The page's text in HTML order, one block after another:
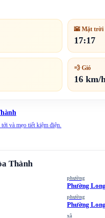
🌇 Mặt trời
17:17
💨 Gió
16 km/
và mẹo tiết kiệm điện.
Thành
phường
Phường
phường
Phường
xã